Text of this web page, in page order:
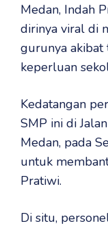
Medan, Indah
dirinya viral di
gurunya
keperluan
Kedatangan
SMP ini di
Medan, pada
untuk
Pratiwi.
Di situ,